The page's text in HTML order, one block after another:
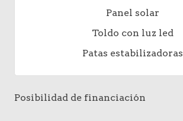
Panel solar
Toldo con luz led
Patas estabilizadoras
Posibilidad de financiación